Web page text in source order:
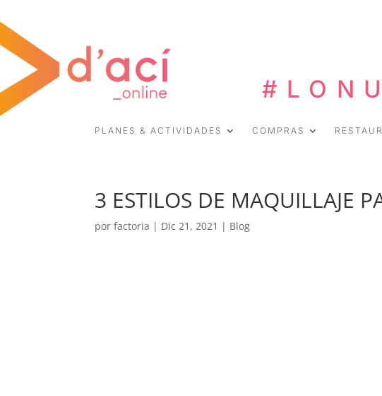
PLANES & ACTIVIDADES COMPRAS
3 ESTILOS DE MAQUILLAJE
porfactoria | Dic 21, 2021 | Blog